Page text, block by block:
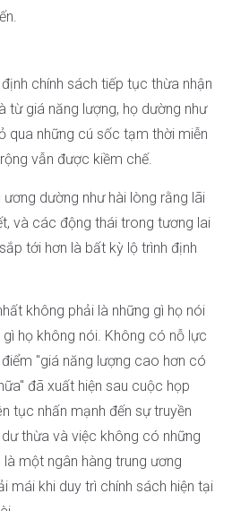
chính sách tiếp tục thừa nhận
từ giá năng lượng, họ dường như
qua những cú sốc tạm thời miễn
vẫn được kiềm chế.
ương dường như hài lòng rằng lãi
và các động thái trong tương lai
tới hơn là bất kỳ lộ trình định
không phải là những gì họ nói
họ không nói. Không có nỗ lực
"giá năng lượng cao hơn có
đã xuất hiện sau cuộc họp
tục nhấn mạnh đến sự truyền
thừa và việc không có những
một ngân hàng trung ương
mái khi duy trì chính sách hiện tại